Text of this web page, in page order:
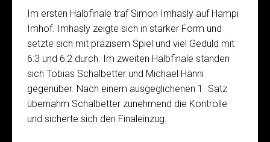
Im ersten Halbfinale traf Simon Imhasly auf Hampi
Imhof. Imhasly zeigte sich in starker Form und
setzte sich mit präzisem Spiel und viel Geduld mit
6:3 und 6:2 durch. Im zweiten Halbfinale standen
sich Tobias Schalbetter und Michael Hänni
gegenüber. Nach einem ausgeglichenen 1. Satz
übernahm Schalbetter zunehmend die Kontrolle
und sicherte sich den Finaleinzug.